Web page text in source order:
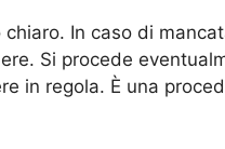
In caso di
Si procede
in regola. È una